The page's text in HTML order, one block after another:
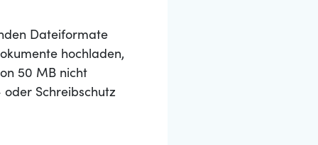
Dateiformate
hochladen,
50 MB nicht
Schreibschutz